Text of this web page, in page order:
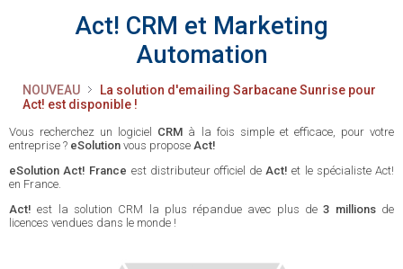
Act! CRM et Marketing
Automation
NOUVEAU
La solution d'emailing Sarbacane Sunrise pour
Act! est disponible !
Vous recherchez un logiciel CRM à la fois simple et efficace, pour votre
entreprise ? eSolution vous propose Act!
eSolution Act! France est distributeur officiel deAct! et le spécialiste Act!
en France.
Act! est la solution CRM la plus répandue avec plus de3 millionsde
licences vendues dans le monde !